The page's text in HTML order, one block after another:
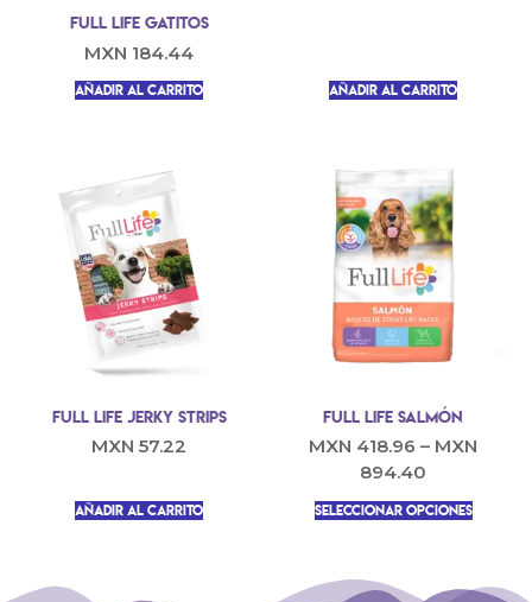
Full Life Gatitos
MXN 184.44
Añadir al carrito Añadir al carrito
Full Life Jerky Strips
MXN 57.22
Añadir al carrito
Full Life Salmón
MXN 418.96 – MXN
894.40
Seleccionar opciones